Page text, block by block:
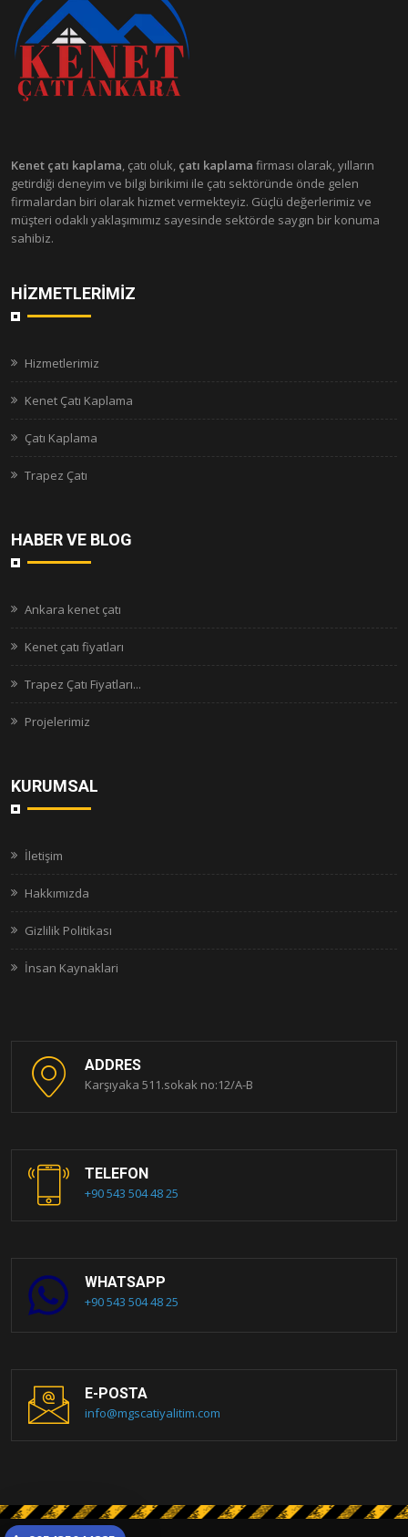
Kenet çatı kaplama, çatı oluk, çatı kaplama firması olarak, yılların
getirdiği deneyim ve bilgi birikimi ile çatı sektöründe önde gelen
firmalardan biri olarak hizmet vermekteyiz. Güçlü değerlerimiz ve
müşteri odaklı yaklaşımımız sayesinde sektörde saygın bir konuma
sahibiz.
HIZMETLERIMIZ
Hizmetlerimiz
Kenet Çatı Kaplama
Çatı Kaplama
Trapez Çatı
HABER VE BLOG
Ankara kenet çatı
Kenet çatı fiyatları
Trapez Çatı Fiyatları...
Projelerimiz
KURUMSAL
İletişim
Hakkımızda
Gizlilik Politikası
İnsan Kaynaklari
ADDRES
Karşıyaka 511.sokak no:12/A-B
TELEFON
+90 543 504 48 25
WHATSAPP
+90 543 504 48 25
E-POSTA
info@mgscatiyalitim.com